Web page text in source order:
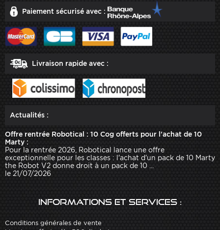
Paiement sécurisé avec :
Livraison rapide avec :
Actualités :
Offre rentrée Robotical : 10 Cog offerts pour l'achat de 10
Marty :
Pour la rentrée 2026, Robotical lance une offre
exceptionnelle pour les classes : l'achat d'un pack de 10 Marty
the Robot V2 donne droit à un pack de 10 ...
le 21/07/2026
Informations et services :
Conditions générales de vente